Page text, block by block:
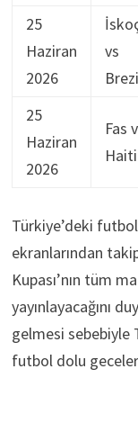
25
Haziran
2026
vs
25
Haziran
2026
Fas
Haiti
Türkiye’deki
ekranlarından
Kupası’nın tüm
yayınlayacağını
gelmesi sebebiyle
futbol dolu